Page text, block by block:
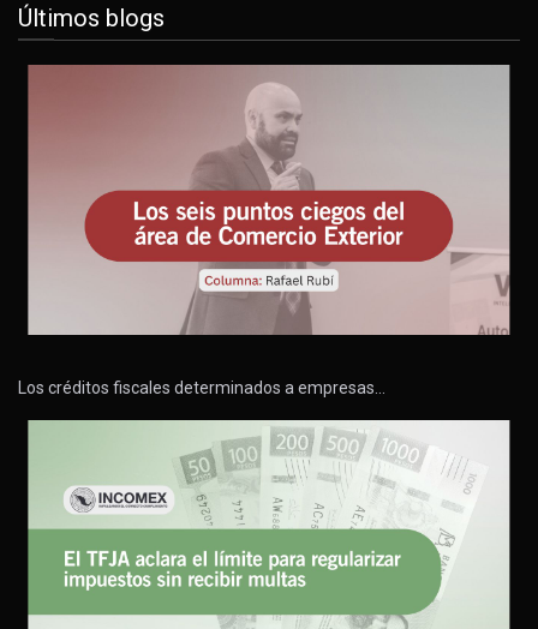
Últimos blogs
Los créditos fiscales determinados a empresas…